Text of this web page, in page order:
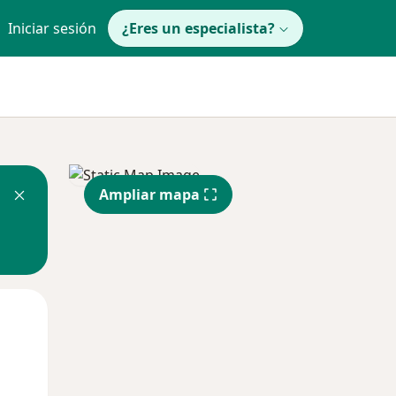
Iniciar sesión ¿Eres un especialista?
Ampliar mapa